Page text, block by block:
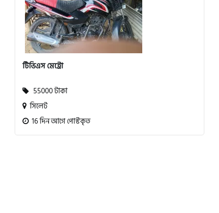
টিভিএস মেট্রো
55000 টাকা
সিলেট
16 দিন আগে পোস্টকৃত